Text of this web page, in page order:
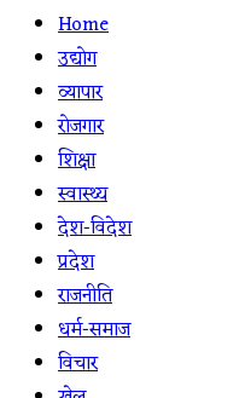
Home
उद्योग
व्यापार
रोजगार
शिक्षा
स्वास्थ्य
देश-विदेश
प्रदेश
राजनीति
धर्म-समाज
विचार